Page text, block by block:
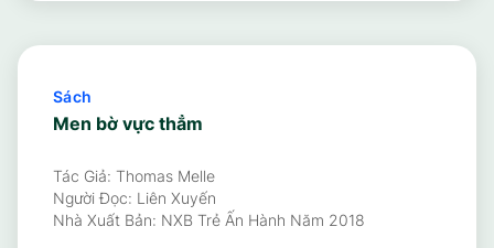
Sách
Men bờ vực thẳm
Tác Giả: Thomas Melle
Người Đọc: Liên Xuyến
Nhà Xuất Bản: NXB Trẻ Ấn Hành Năm 2018